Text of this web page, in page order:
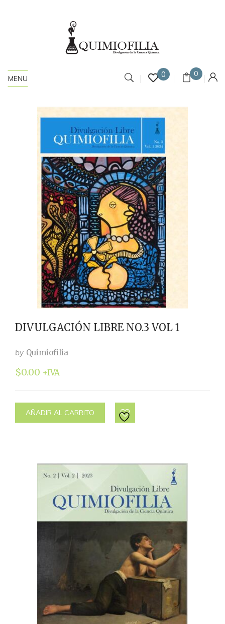
MENU 0 0
DIVULGACIÓN LIBRE NO.3 VOL 1
by Quimiofilia
$0.00 +IVA
AÑADIR AL CARRITO